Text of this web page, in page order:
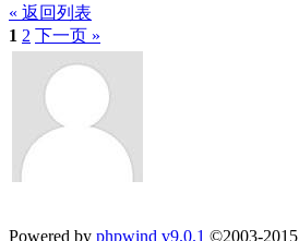
« 返回列表
1 2 下一页 »
Powered by phpwind v9.0.1 ©2003-2015